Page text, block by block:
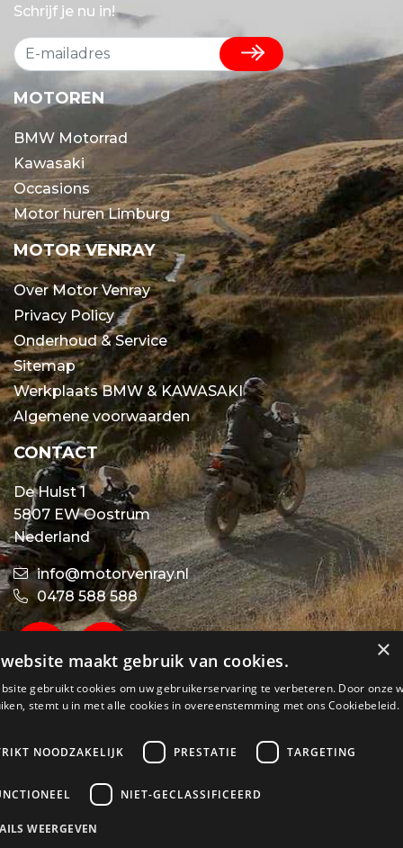
Schrijf je nu in!
MOTOREN
BMW Motorrad
Kawasaki
Occasions
Motor huren Limburg
MOTOR VENRAY
Over Motor Venray
Privacy Policy
Onderhoud & Service
Sitemap
Werkplaats BMW & KAWASAKI
Algemene voorwaarden
CONTACT
De Hulst 1
5807 EW Oostrum
Nederland
info@motorvenray.nl
0478 588 588
×
maakt gebruik van cookies.
gebruikt cookies om uw gebruikerservaring te verbeteren. Door onze
stemt u in met alle cookies in overeenstemming met ons Cookiebeleid.
NOODZAKELIJK PRESTATIE TARGETING
NIET-GECLASSIFICEERD
WEERGEVEN